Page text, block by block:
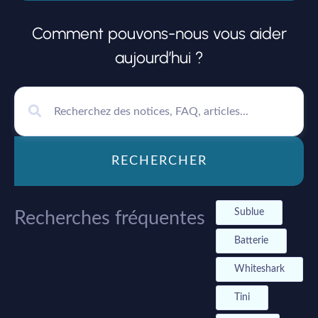
Comment pouvons-nous vous aider
aujourd’hui ?
RECHERCHER
Recherches fréquentes Sublue
Batterie
Whiteshark
Tini